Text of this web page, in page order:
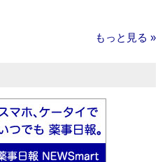
もっと見る »